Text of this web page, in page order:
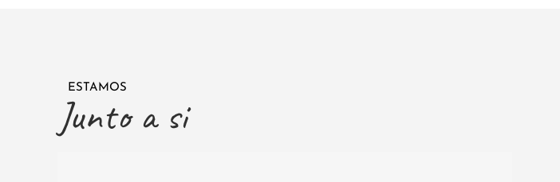
ESTAMOS
Junto a si